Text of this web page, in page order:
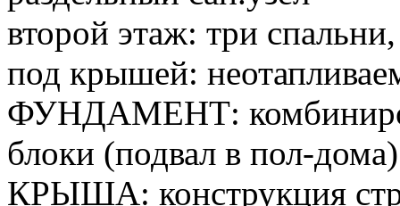
второй этаж: три
под крышей:
ФУНДАМЕНТ:
блоки (подвал в пол-
КРЫША: конструкция